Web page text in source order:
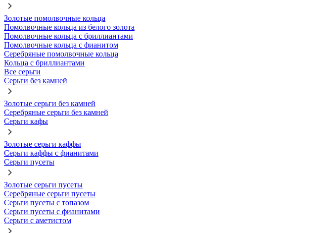
Золотые помолвочные кольца
Помолвочные кольца из белого золота
Помолвочные кольца с бриллиантами
Помолвочные кольца с фианитом
Серебряные помолвочные кольца
Кольца с бриллиантами
Все серьги
Серьги без камней
Золотые серьги без камней
Серебряные серьги без камней
Серьги кафы
Золотые серьги каффы
Серьги каффы с фианитами
Серьги пусеты
Золотые серьги пусеты
Серебряные серьги пусеты
Серьги пусеты с топазом
Серьги пусеты с фианитами
Серьги с аметистом